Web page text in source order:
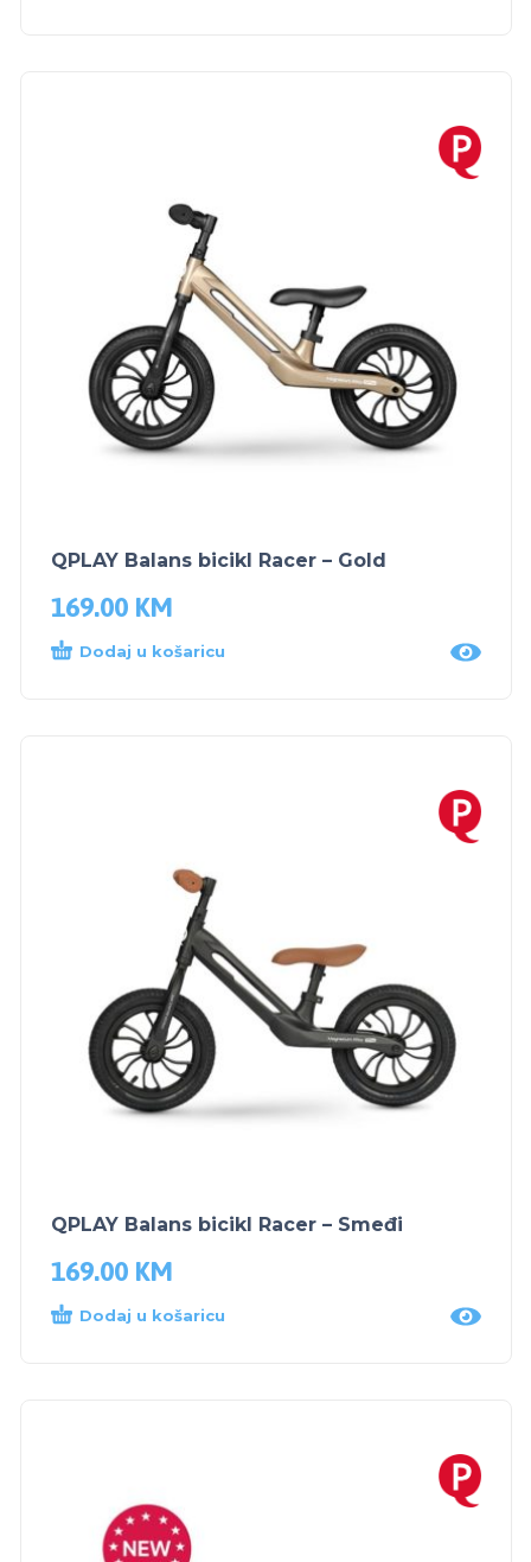
QPLAY Balans bicikl Racer – Gold
169.00 KM
Dodaj u košaricu
QPLAY Balans bicikl Racer – Smeđi
169.00 KM
Dodaj u košaricu